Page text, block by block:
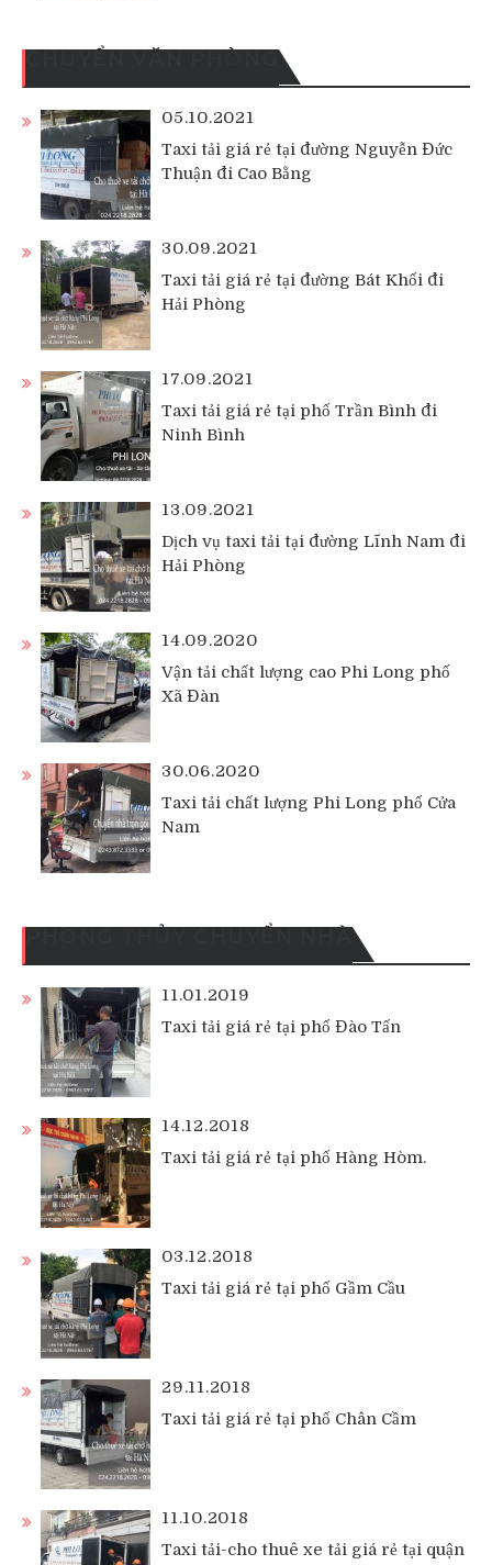
05.10.2021
Taxi tải giá rẻ tại đường Nguyễn Đức
Thuận đi Cao Bằng
30.09.2021
Taxi tải giá rẻ tại đường Bát Khối đi
Hải Phòng
17.09.2021
Taxi tải giá rẻ tại phố Trần Bình đi
Ninh Bình
13.09.2021
Dịch vụ taxi tải tại đường Lĩnh Nam đi
Hải Phòng
14.09.2020
Vận tải chất lượng cao Phi Long phố
Xã Đàn
30.06.2020
Taxi tải chất lượng Phi Long phố Cửa
Nam
11.01.2019
Taxi tải giá rẻ tại phố Đào Tấn
14.12.2018
Taxi tải giá rẻ tại phố Hàng Hòm.
03.12.2018
Taxi tải giá rẻ tại phố Gầm Cầu
29.11.2018
Taxi tải giá rẻ tại phố Chân Cầm
11.10.2018
Taxi tải-cho thuê xe tải giá rẻ tại quận